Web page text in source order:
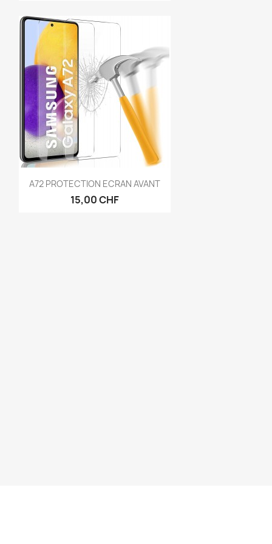
Anteprima
A72 PROTECTION ECRAN AVANT
15,00 CHF